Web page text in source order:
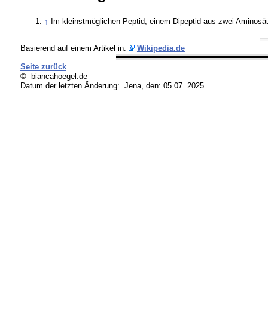
↑ Im kleinstmöglichen Peptid, einem Dipeptid aus zwei
Basierend auf einem Artikel in: Wikipedia.de
Seite zurück
© biancahoegel.de
Datum der letzten Änderung: Jena, den: 05.07. 2025